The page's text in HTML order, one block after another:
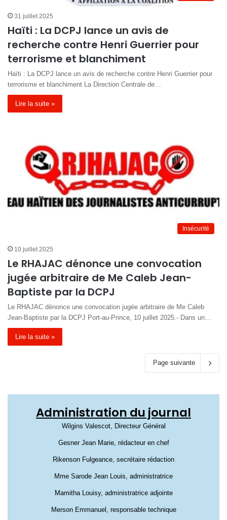
31 juillet 2025
Haïti : La DCPJ lance un avis de
recherche contre Henri Guerrier pour
terrorisme et blanchiment
Haïti : La DCPJ lance un avis de recherche contre Henri Guerrier pour
terrorisme et blanchiment La Direction Centrale de…
Lire la suite »
Insécurité
10 juillet 2025
Le RHAJAC dénonce une convocation
jugée arbitraire de Me Caleb Jean-
Baptiste par la DCPJ
Le RHAJAC dénonce une convocation jugée arbitraire de Me Caleb
Jean-Baptiste par la DCPJ Port-au-Prince, 10 juillet 2025.- Dans un…
Lire la suite »
Page suivante
Administration du journal
Wilgins Valescot, Directeur Général
Gesner Jean Marie, rédacteur en chef
Rikenson Fulgeance, secrétaire rédaction
Mme Sarode Jean Louis, administratrice
Mamitha Louisy, administratrice adjointe
Merson Emmanuel, responsable technique